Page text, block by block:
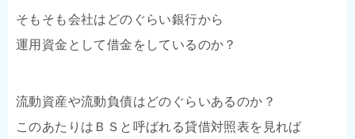
そもそも会社はどのぐらい銀行から
運用資金として借金をしているのか？
流動資産や流動負債はどのぐらいあるのか？
このあたりはＢＳと呼ばれる貸借対照表を見れば